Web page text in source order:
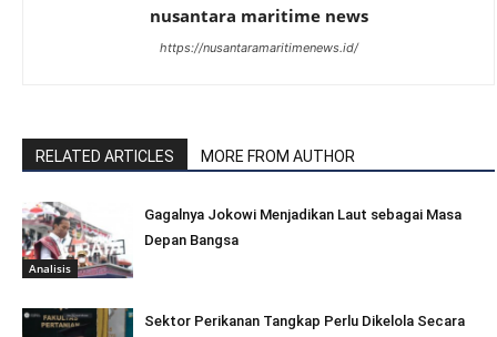
nusantara maritime news
https://nusantaramaritimenews.id/
RELATED ARTICLES MORE FROM AUTHOR
Analisis
Gagalnya Jokowi Menjadikan Laut sebagai Masa
Depan Bangsa
Sektor Perikanan Tangkap Perlu Dikelola Secara